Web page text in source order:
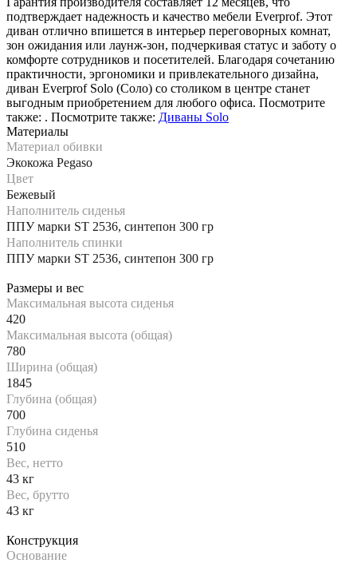
подтверждает надежность и качество мебели Everprof. Этот
диван отлично впишется в интерьер переговорных комнат,
зон ожидания или лаунж-зон, подчеркивая статус и заботу о
комфорте сотрудников и посетителей. Благодаря сочетанию
практичности, эргономики и привлекательного дизайна,
диван Everprof Solo (Соло) со столиком в центре станет
выгодным приобретением для любого офиса. Посмотрите
также: . Посмотрите также: Диваны Solo
Материалы
Материал обивки
Экокожа Pegaso
Цвет
Бежевый
Наполнитель сиденья
ППУ марки ST 2536, синтепон 300 гр
Наполнитель спинки
ППУ марки ST 2536, синтепон 300 гр
Размеры и вес
Максимальная высота сиденья
420
Максимальная высота (общая)
780
Ширина (общая)
1845
Глубина (общая)
700
Глубина сиденья
510
Вес, нетто
43 кг
Вес, брутто
43 кг
Конструкция
Основание